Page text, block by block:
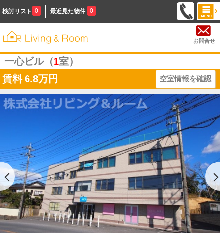
検討リスト 0 最近見た物件 0
お問合せ
一心ビル（1室）
賃料 6.8万円 空室情報を確認